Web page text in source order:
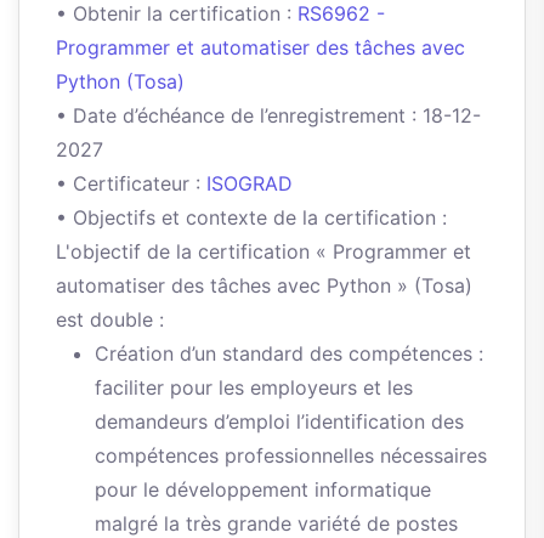
• Obtenir la certification : RS6962 -
Programmer et automatiser des tâches avec
Python (Tosa)
• Date d’échéance de l’enregistrement : 18-12-
2027
• Certificateur : ISOGRAD
• Objectifs et contexte de la certification :
L'objectif de la certification « Programmer et
automatiser des tâches avec Python » (Tosa)
est double :
Création d’un standard des compétences :
faciliter pour les employeurs et les
demandeurs d’emploi l’identification des
compétences professionnelles nécessaires
pour le développement informatique
malgré la très grande variété de postes